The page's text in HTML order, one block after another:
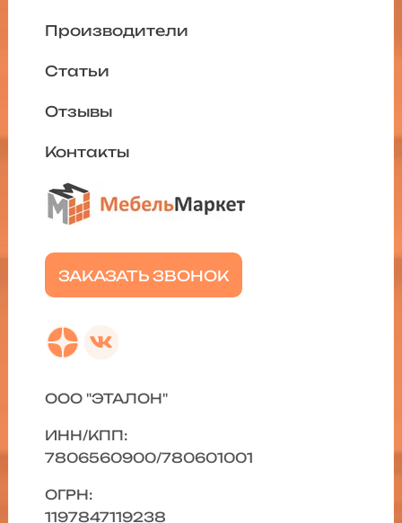
ЗАКАЗАТЬ ЗВОНОК
Производители
Статьи
Отзывы
Контакты
ООО "ЭТАЛОН"
ИНН/КПП:
7806560900/780601001
ОГРН:
1197847119238